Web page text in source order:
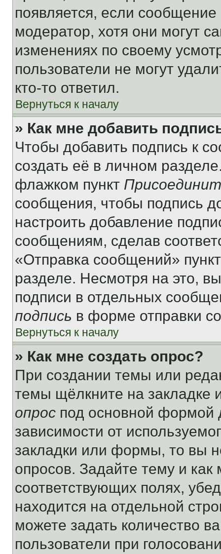
появляется, если
модератор, хотя они могут
изменениях по своему
пользователи не могут
кто-то ответил.
Вернуться к началу
» Как мне добавить
Чтобы добавить подпись к
создать её в личном
флажком пункт
сообщения, чтобы подпись
настроить добавление
сообщениям, сделав
«Отправка сообщений»
разделе. Несмотря на это,
подписи в отдельных
подпись в форме отправки
Вернуться к началу
» Как мне создать опрос?
При создании темы или
темы щёлкните на
опрос под основной формой
зависимости от
закладки или формы, то вы
опросов. Задайте тему и
соответствующих полях,
находится на отдельной
можете задать количество
пользователи при